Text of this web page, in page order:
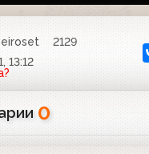
2129
13:12
0